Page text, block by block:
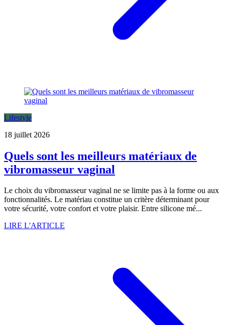
Lifestyle
18 juillet 2026
Quels sont les meilleurs matériaux de
vibromasseur vaginal
Le choix du vibromasseur vaginal ne se limite pas à la forme ou aux
fonctionnalités. Le matériau constitue un critère déterminant pour
votre sécurité, votre confort et votre plaisir. Entre silicone mé...
LIRE L'ARTICLE